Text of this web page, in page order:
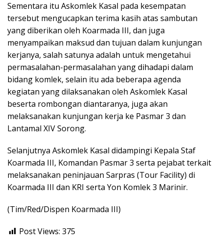
Sementara itu Askomlek Kasal pada kesempatan
tersebut mengucapkan terima kasih atas sambutan
yang diberikan oleh Koarmada III, dan juga
menyampaikan maksud dan tujuan dalam kunjungan
kerjanya, salah satunya adalah untuk mengetahui
permasalahan-permasalahan yang dihadapi dalam
bidang komlek, selain itu ada beberapa agenda
kegiatan yang dilaksanakan oleh Askomlek Kasal
beserta rombongan diantaranya, juga akan
melaksanakan kunjungan kerja ke Pasmar 3 dan
Lantamal XIV Sorong.
Selanjutnya Askomlek Kasal didampingi Kepala Staf
Koarmada III, Komandan Pasmar 3 serta pejabat terkait
melaksanakan peninjauan Sarpras (Tour Facility) di
Koarmada III dan KRI serta Yon Komlek 3 Marinir.
(Tim/Red/Dispen Koarmada III)
Post Views: 375